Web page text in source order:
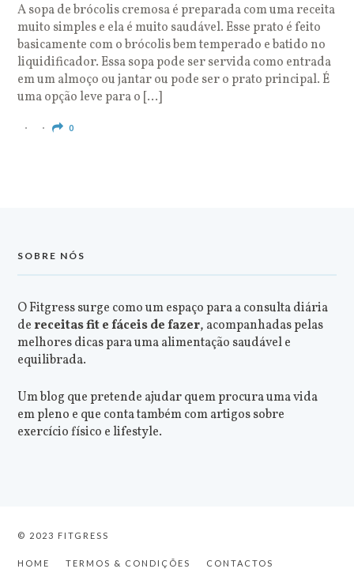
A sopa de brócolis cremosa é preparada com uma receita
muito simples e ela é muito saudável. Esse prato é feito
basicamente com o brócolis bem temperado e batido no
liquidificador. Essa sopa pode ser servida como entrada
em um almoço ou jantar ou pode ser o prato principal. É
uma opção leve para o […]
0
SOBRE NÓS
O Fitgress surge como um espaço para a consulta diária
dereceitas fit e fáceis de fazer, acompanhadas pelas
melhores dicas para uma alimentação saudável e
equilibrada.
Um blog que pretende ajudar quem procura uma vida
em pleno e que conta também com artigos sobre
exercício físico e lifestyle.
© 2023 FITGRESS
HOME TERMOS & CONDIÇÕES CONTACTOS